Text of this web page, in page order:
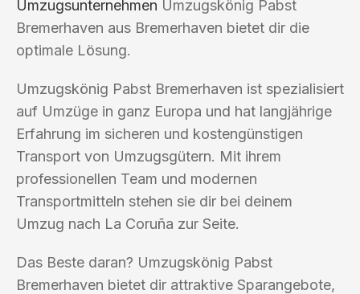
Umzugsunternehmen Umzugskönig Pabst
Bremerhaven aus Bremerhaven bietet dir die
optimale Lösung.
Umzugskönig Pabst Bremerhaven ist spezialisiert
auf Umzüge in ganz Europa und hat langjährige
Erfahrung im sicheren und kostengünstigen
Transport von Umzugsgütern. Mit ihrem
professionellen Team und modernen
Transportmitteln stehen sie dir bei deinem
Umzug nach La Coruña zur Seite.
Das Beste daran? Umzugskönig Pabst
Bremerhaven bietet dir attraktive Sparangebote,